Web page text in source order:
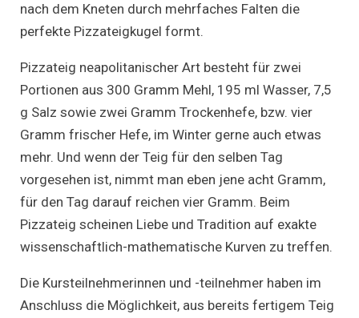
nach dem Kneten durch mehrfaches Falten die
perfekte Pizzateigkugel formt.
Pizzateig neapolitanischer Art besteht für zwei
Portionen aus 300 Gramm Mehl, 195 ml Wasser, 7,5
g Salz sowie zwei Gramm Trockenhefe, bzw. vier
Gramm frischer Hefe, im Winter gerne auch etwas
mehr. Und wenn der Teig für den selben Tag
vorgesehen ist, nimmt man eben jene acht Gramm,
für den Tag darauf reichen vier Gramm. Beim
Pizzateig scheinen Liebe und Tradition auf exakte
wissenschaftlich-mathematische Kurven zu treffen.
Die Kursteilnehmerinnen und -teilnehmer haben im
Anschluss die Möglichkeit, aus bereits fertigem Teig